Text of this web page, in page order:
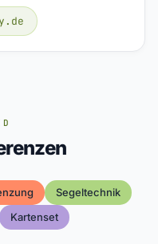
Segeltechnik
Kartenset